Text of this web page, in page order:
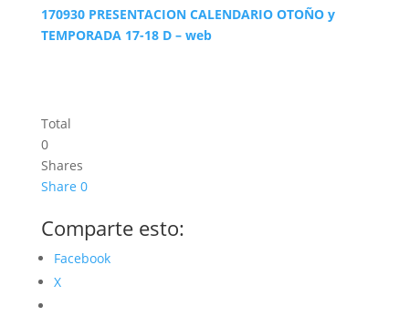
170930 PRESENTACION CALENDARIO OTOÑO y
TEMPORADA 17-18 D – web
Total
0
Shares
Share 0
Comparte esto:
Facebook
X